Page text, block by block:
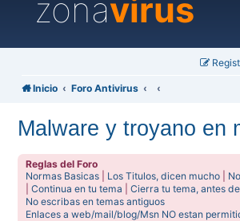
zonavirus
Inicio Foro Antivirus
Malware y troyano en
Reglas del Foro
Normas Basicas
Los Titulos, dicen mucho
|Continua en tu tema |Cierra tu tema, antes
No escribas en temas antiguos
Enlaces a web/mail/blog/Msn NO estan